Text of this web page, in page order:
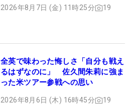
2026年8月7日 (金) 11時25分 19
全英で味わった悔しさ「自分も戦え
るはずなのに」 佐久間朱莉に強ま
った米ツアー参戦への思い
2026年8月6日 (木) 16時45分 19